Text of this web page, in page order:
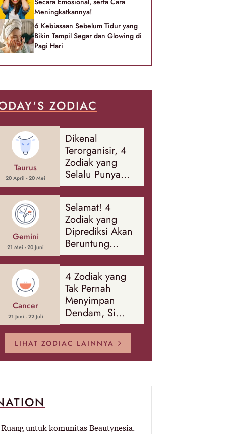
Meningkatkannya!
6 Kebiasaan Sebelum Tidur yang
Bikin Tampil Segar dan Glowing di
Pagi Hari
ZODIAC
Taurus
20 April - 20 Mei
Dikenal
Terorganisir, 4
Zodiak yang
Selalu Punya
Rencana
Cadangan Soal
Banyak Hal
Gemini
21 Mei - 20 Juni
Selamat! 4
Zodiak yang
Diprediksi Akan
Beruntung
Sepanjang
Agustus 2026
Cancer
21 Juni - 22 Juli
4 Zodiak yang
Tak Pernah
Menyimpan
Dendam, Si
Paling Mudah
Memaafkan!
LIHAT ZODIAC LAINNYA
Ruang untuk komunitas Beautynesia.